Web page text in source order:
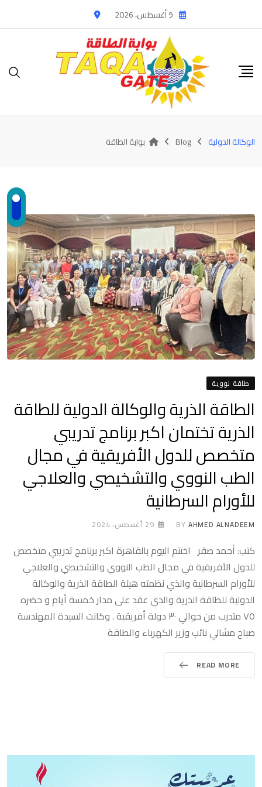
to
9 أغسطس، 2026
الوكالة الدولية Blog بوابة الطاقة
طاقة نووية
الطاقة الذرية والوكالة الدولية للطاقة
الذرية تختمان اكبر برنامج تدريبي
متخصص للدول الأفريقية في مجال
الطب النووي والتشخيصي والعلاجي
للأورام السرطانية
BY AHMED ALNADEEM 29 أغسطس، 2024
كتب: أحمد صقر اختتم اليوم بالقاهرة اكبر برنامج تدريبي متخصص
للدول الأفريقية في مجال الطب النووي والتشخيصي والعلاجي
للأورام السرطانية والذي نظمته هيئة الطاقة الذرية والوكالة
الدولية للطاقة الذرية والذي عقد على مدار خمسة أيام و حضره
٧٥ متدرب من حوالي ٣٠ دولة أفريقية . وكانت السيدة المهندسة
صباح مشالي نائب وزير الكهرباء والطاقة
READ MORE